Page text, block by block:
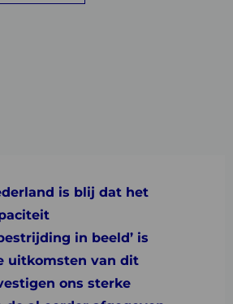
is blij dat het
in beeld’ is
uitkomsten van dit
ons sterke